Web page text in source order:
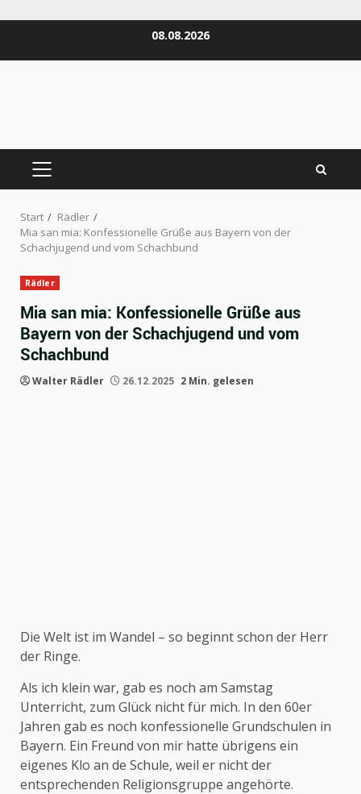
08.08.2026
PRIMÄRES
Start
Rädler
Mia san mia: Konfessionelle Grüße aus Bayern von der
Schachjugend und vom Schachbund
Rädler
Mia san mia: Konfessionelle Grüße aus
Bayern von der Schachjugend und vom
Schachbund
Walter Rädler 26.12.2025 2 Min. gelesen
Die Welt ist im Wandel – so beginnt schon der Herr
der Ringe.
Als ich klein war, gab es noch am Samstag
Unterricht, zum Glück nicht für mich. In den 60er
Jahren gab es noch konfessionelle Grundschulen in
Bayern. Ein Freund von mir hatte übrigens ein
eigenes Klo an de Schule, weil er nicht der
entsprechenden Religionsgruppe angehörte.